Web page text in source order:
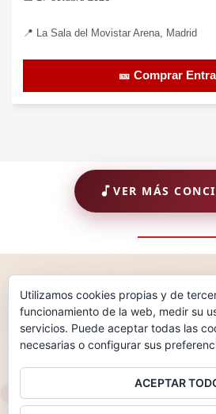
📍 La Sala del Movistar Arena, Madrid
🎫 Comprar
VER MÁS
2011 — 2026 · 15 AÑOS
Nuestro
ARA Music Groupes un
musicales fundado en 2011 por
Utilizamos cookies propias y de
funcionamiento de la web, medir su
servicios. Puede aceptar todas las
necesarias o configurar sus
ACEPTAR